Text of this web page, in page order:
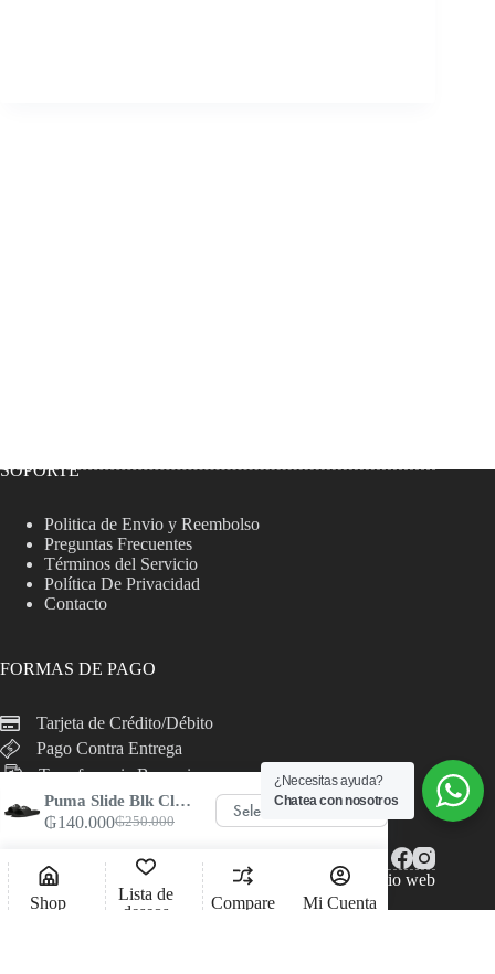
SOPORTE
Politica de Envio y Reembolso
Preguntas Frecuentes
Términos del Servicio
Política De Privacidad
Contacto
FORMAS DE PAGO
Tarjeta de Crédito/Débito
Pago Contra Entrega
Transferencia Bancaria
Copyright © 2026 - Todos los derechos reservados - Sitio web
diseñado portrama
¿Necesitas ayuda?
Chatea con nosotros
Puma Slide Blk Classic Mn
₲250.000
El
original
era:
₲250.000.
₲140.000
El
actual
es:
₲140.000.
Seleccionar opciones
Este
tiene
múltiples
Shop
Lista de
deseos
Compare Mi Cuenta